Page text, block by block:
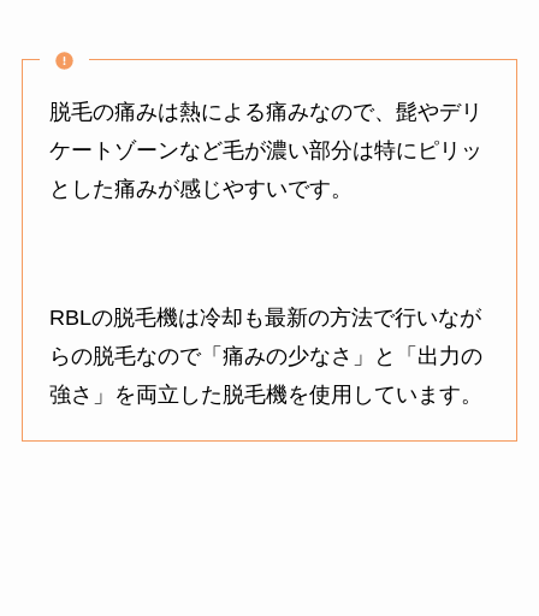
脱毛の痛みは熱による痛みなので、髭やデリ
ケートゾーンなど毛が濃い部分は特にピリッ
とした痛みが感じやすいです。
RBLの脱毛機は冷却も最新の方法で行いなが
らの脱毛なので「痛みの少なさ」と「出力の
強さ」を両立した脱毛機を使用しています。